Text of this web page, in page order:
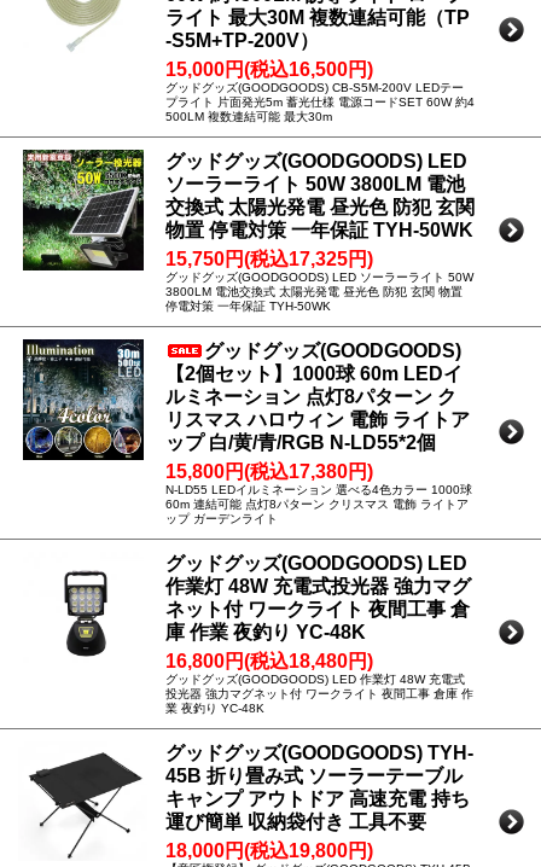
ライト 最大30M 複数連結可能（TP
-S5M+TP-200V）
15,000円(税込16,500円)
グッドグッズ(GOODGOODS) CB-S5M-200V LEDテー
プライト 片面発光5m 蓄光仕様 電源コードSET 60W 約4
500LM 複数連結可能 最大30m
グッドグッズ(GOODGOODS) LED
ソーラーライト 50W 3800LM 電池
交換式 太陽光発電 昼光色 防犯 玄関
物置 停電対策 一年保証 TYH-50WK
15,750円(税込17,325円)
グッドグッズ(GOODGOODS) LED ソーラーライト 50W
3800LM 電池交換式 太陽光発電 昼光色 防犯 玄関 物置
停電対策 一年保証 TYH-50WK
グッドグッズ(GOODGOODS)
【2個セット】1000球 60m LEDイ
ルミネーション 点灯8パターン ク
リスマス ハロウィン 電飾 ライトア
ップ 白/黄/青/RGB N-LD55*2個
15,800円(税込17,380円)
N-LD55 LEDイルミネーション 選べる4色カラー 1000球
60m 連結可能 点灯8パターン クリスマス 電飾 ライトア
ップ ガーデンライト
グッドグッズ(GOODGOODS) LED
作業灯 48W 充電式投光器 強力マグ
ネット付 ワークライト 夜間工事 倉
庫 作業 夜釣り YC-48K
16,800円(税込18,480円)
グッドグッズ(GOODGOODS) LED 作業灯 48W 充電式
投光器 強力マグネット付 ワークライト 夜間工事 倉庫 作
業 夜釣り YC-48K
グッドグッズ(GOODGOODS) TYH-
45B 折り畳み式 ソーラーテーブル
キャンプ アウトドア 高速充電 持ち
運び簡単 収納袋付き 工具不要
18,000円(税込19,800円)